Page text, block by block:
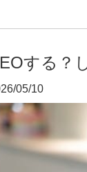
する？
05/10